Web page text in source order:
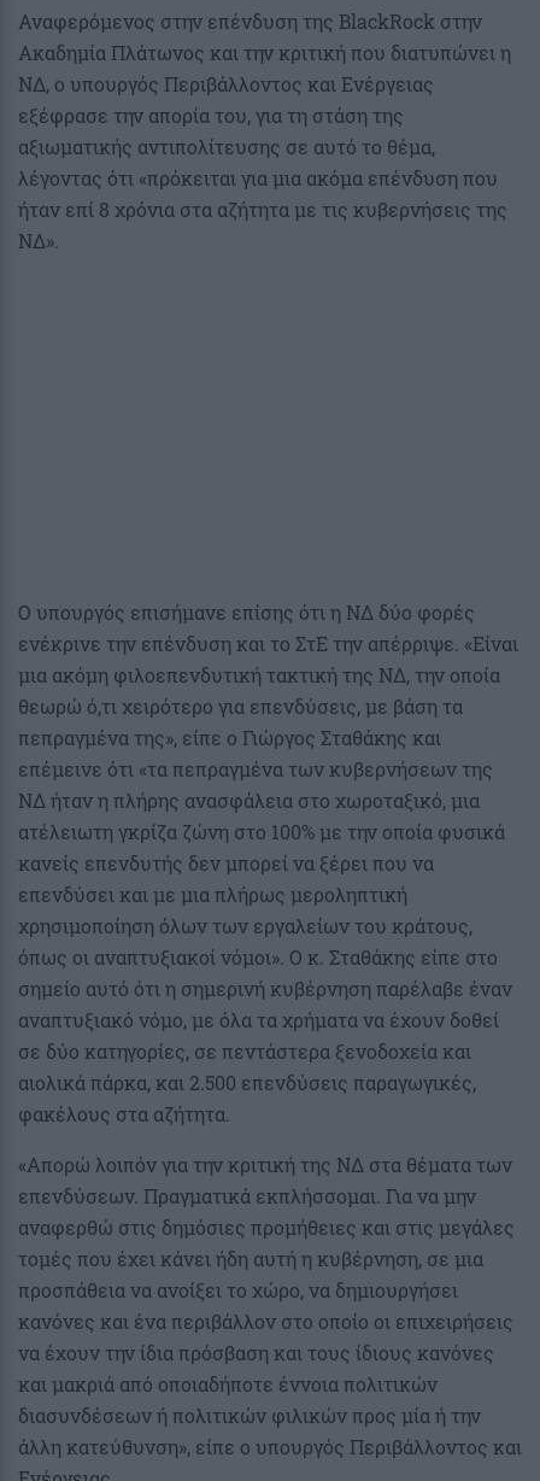
Αναφερόμενος στην επένδυση της BlackRock στην
Ακαδημία Πλάτωνος και την κριτική που διατυπώνει η
ΝΔ, ο υπουργός Περιβάλλοντος και Ενέργειας
εξέφρασε την απορία του, για τη στάση της
αξιωματικής αντιπολίτευσης σε αυτό το θέμα,
λέγοντας ότι «πρόκειται για μια ακόμα επένδυση που
ήταν επί 8 χρόνια στα αζήτητα με τις κυβερνήσεις της
ΝΔ».
Ο υπουργός επισήμανε επίσης ότι η ΝΔ δύο φορές
ενέκρινε την επένδυση και το ΣτΕ την απέρριψε. «Είναι
μια ακόμη φιλοεπενδυτική τακτική της ΝΔ, την οποία
θεωρώ ό,τι χειρότερο για επενδύσεις, με βάση τα
πεπραγμένα της», είπε ο Γιώργος Σταθάκης και
επέμεινε ότι «τα πεπραγμένα των κυβερνήσεων της
ΝΔ ήταν η πλήρης ανασφάλεια στο χωροταξικό, μια
ατέλειωτη γκρίζα ζώνη στο 100% με την οποία φυσικά
κανείς επενδυτής δεν μπορεί να ξέρει που να
επενδύσει και με μια πλήρως μεροληπτική
χρησιμοποίηση όλων των εργαλείων του κράτους,
όπως οι αναπτυξιακοί νόμοι». Ο κ. Σταθάκης είπε στο
σημείο αυτό ότι η σημερινή κυβέρνηση παρέλαβε έναν
αναπτυξιακό νόμο, με όλα τα χρήματα να έχουν δοθεί
σε δύο κατηγορίες, σε πεντάστερα ξενοδοχεία και
αιολικά πάρκα, και 2.500 επενδύσεις παραγωγικές,
φακέλους στα αζήτητα.
«Απορώ λοιπόν για την κριτική της ΝΔ στα θέματα των
επενδύσεων. Πραγματικά εκπλήσσομαι. Για να μην
αναφερθώ στις δημόσιες προμήθειες και στις μεγάλες
τομές που έχει κάνει ήδη αυτή η κυβέρνηση, σε μια
προσπάθεια να ανοίξει το χώρο, να δημιουργήσει
κανόνες και ένα περιβάλλον στο οποίο οι επιχειρήσεις
να έχουν την ίδια πρόσβαση και τους ίδιους κανόνες
και μακριά από οποιαδήποτε έννοια πολιτικών
διασυνδέσεων ή πολιτικών φιλικών προς μία ή την
άλλη κατεύθυνση», είπε ο υπουργός Περιβάλλοντος και